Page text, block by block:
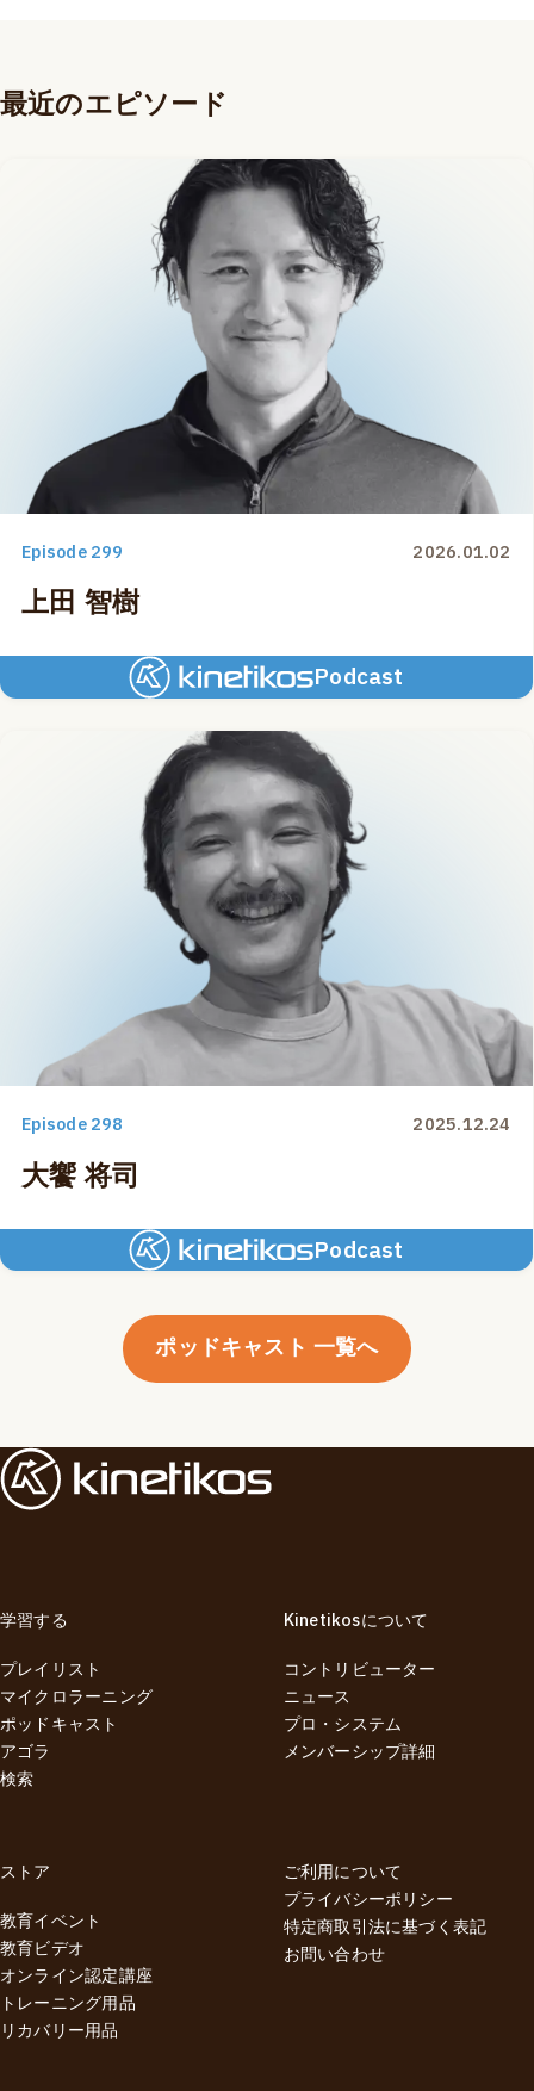
最近のエピソード
Episode 299 2026.01.02
上田 智樹
Podcast
Episode 298 2025.12.24
大饗 将司
Podcast
ポッドキャスト 一覧へ
学習する
プレイリスト
マイクロラーニング
ポッドキャスト
アゴラ
検索
Kinetikosについて
コントリビューター
ニュース
プロ・システム
メンバーシップ詳細
ストア
教育イベント
教育ビデオ
オンライン認定講座
トレーニング用品
リカバリー用品
ご利用について
プライバシーポリシー
特定商取引法に基づく表記
お問い合わせ